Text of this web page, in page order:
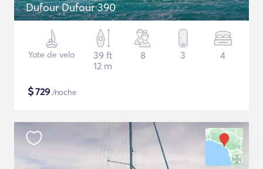
Dufour Dufour 390
Yate de vela
39 ft
12 m
8 3 4
$729 /noche